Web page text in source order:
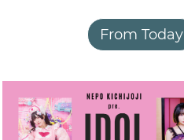
From Today